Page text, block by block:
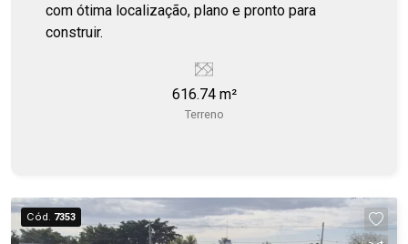
com ótima localização, plano e pronto para
construir.
616.74 m²
Terreno
Cód. 7353